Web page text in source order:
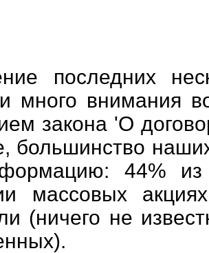
последних
много внимания
закона 'О
большинство
44%
массовых
(ничего не